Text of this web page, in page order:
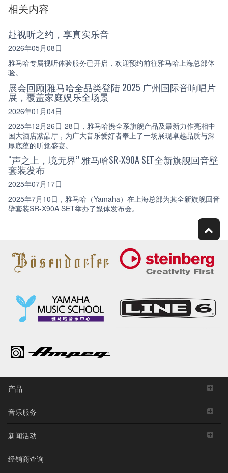
相关内容
赴视听之约，享真实乐音
2026年05月08日
雅马哈专属视听体验服务已开启，欢迎预约前往雅马哈上海总部体
验。
展会回顾|雅马哈全品类登陆 2025 广州国际音响唱片
展，覆盖家庭娱乐全场景
2026年01月04日
2025年12月26日-28日，雅马哈携全系旗舰产品及最新力作亮相中
国大酒店紫晶厅，为广大音乐爱好者奉上了一场展现卓越品质与深
厚底蕴的听觉盛宴。
“声之上，境无界” 雅马哈SR-X90A SET全新旗舰回音壁
套装发布
2025年07月17日
2025年7月10日，雅马哈（Yamaha）在上海总部为其全新旗舰回音
壁套装SR-X90A SET举办了媒体发布会。
产品
音乐服务
新闻活动
经销商查询